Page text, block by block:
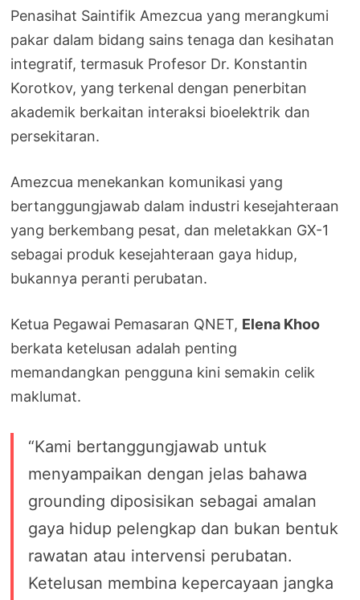
Penasihat Saintifik Amezcua yang merangkumi
pakar dalam bidang sains tenaga dan kesihatan
integratif, termasuk Profesor Dr. Konstantin
Korotkov, yang terkenal dengan penerbitan
akademik berkaitan interaksi bioelektrik dan
persekitaran.
Amezcua menekankan komunikasi yang
bertanggungjawab dalam industri kesejahteraan
yang berkembang pesat, dan meletakkan GX-1
sebagai produk kesejahteraan gaya hidup,
bukannya peranti perubatan.
Ketua Pegawai Pemasaran QNET, Elena Khoo
berkata ketelusan adalah penting
memandangkan pengguna kini semakin celik
maklumat.
“Kami bertanggungjawab untuk
menyampaikan dengan jelas bahawa
grounding diposisikan sebagai amalan
gaya hidup pelengkap dan bukan bentuk
rawatan atau intervensi perubatan.
Ketelusan membina kepercayaan jangka